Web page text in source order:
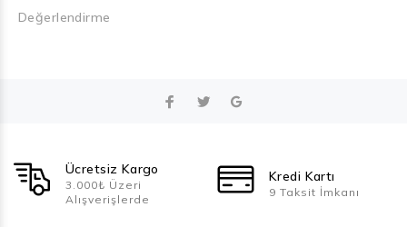
Değerlendirme
Ücretsiz Kargo
3.000₺ Üzeri
Alışverişlerde
Kredi Kartı
9 Taksit İmkanı